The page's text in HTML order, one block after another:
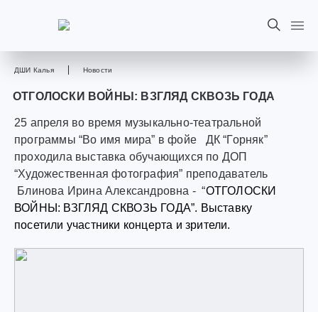
ДШИ Калья Новости
ОТГОЛОСКИ ВОЙНЫ: ВЗГЛЯД СКВОЗЬ ГОДА
25 апреля во время музыкально-театральной
программы “Во имя мира” в фойе ДК “Горняк”
проходила выставка обучающихся по ДОП
“Художественная фотография” преподаватель
Блинова Ирина Александровна - “ОТГОЛОСКИ
ВОЙНЫ: ВЗГЛЯД СКВОЗЬ ГОДА”. Выставку
посетили участники концерта и зрители.